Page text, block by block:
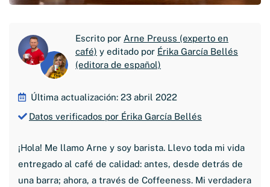
Escrito por Arne Preuss (experto en
café) y editado por Érika García Bellés
(editora de español)
Última actualización: 23 abril 2022
Datos verificados por Érika García Bellés
¡Hola! Me llamo Arne y soy barista. Llevo toda mi vida
entregado al café de calidad: antes, desde detrás de
una barra; ahora, a través de Coffeeness. Mi verdadera